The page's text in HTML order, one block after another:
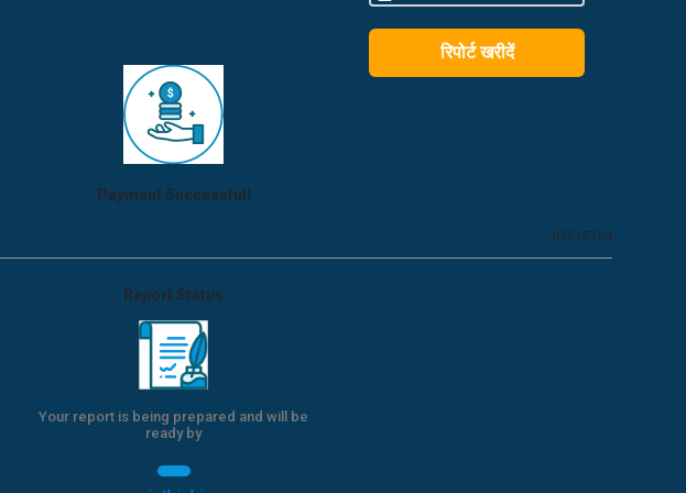
रिपोर्ट खरीदें
Payment Successfull
JOT15754
Report Status
Your report is being prepared and will be
ready by